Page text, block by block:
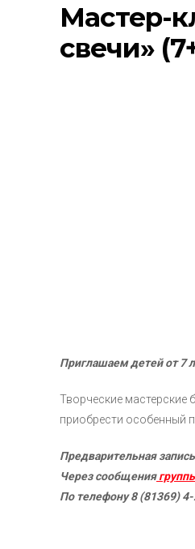
Мастер-
свечи»
Приглашаем детей от 7
Творческие мастерские
приобрести особенный
Предварительная
Через сообщения
По телефону 8 (81369)